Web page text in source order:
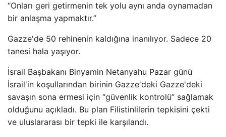
“Onları geri getirmenin tek yolu aynı anda oynamadan
bir anlaşma yapmaktır.”
Gazze'de 50 rehinenin kaldığına inanılıyor. Sadece 20
tanesi hala yaşıyor.
İsrail Başbakanı Binyamin Netanyahu Pazar günü
İsrail'in koşullarından birinin Gazze'deki Gazze'deki
savaşın sona ermesi için “güvenlik kontrolü” sağlamak
olduğunu açıkladı. Bu plan Filistinlilerin tepkisini çekti
ve uluslararası bir tepki ile karşılandı.